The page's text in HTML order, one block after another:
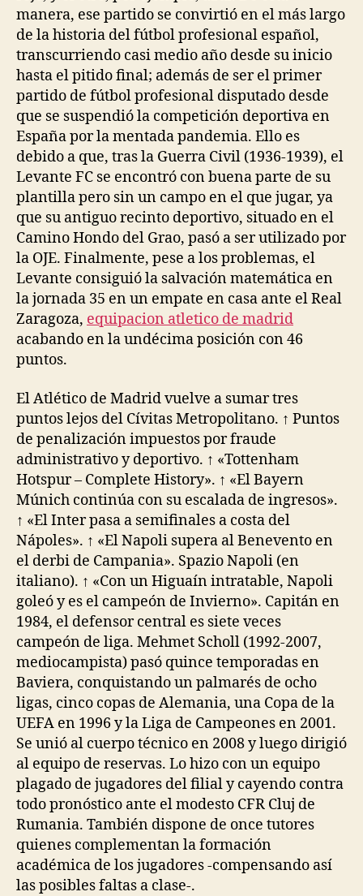
manera, ese partido se convirtió en el más largo
de la historia del fútbol profesional español,
transcurriendo casi medio año desde su inicio
hasta el pitido final; además de ser el primer
partido de fútbol profesional disputado desde
que se suspendió la competición deportiva en
España por la mentada pandemia. Ello es
debido a que, tras la Guerra Civil (1936-1939), el
Levante FC se encontró con buena parte de su
plantilla pero sin un campo en el que jugar, ya
que su antiguo recinto deportivo, situado en el
Camino Hondo del Grao, pasó a ser utilizado por
la OJE. Finalmente, pese a los problemas, el
Levante consiguió la salvación matemática en
la jornada 35 en un empate en casa ante el Real
Zaragoza, equipacion atletico de madrid
acabando en la undécima posición con 46
puntos.
El Atlético de Madrid vuelve a sumar tres
puntos lejos del Cívitas Metropolitano. ↑ Puntos
de penalización impuestos por fraude
administrativo y deportivo. ↑ «Tottenham
Hotspur – Complete History». ↑ «El Bayern
Múnich continúa con su escalada de ingresos».
↑ «El Inter pasa a semifinales a costa del
Nápoles». ↑ «El Napoli supera al Benevento en
el derbi de Campania». Spazio Napoli (en
italiano). ↑ «Con un Higuaín intratable, Napoli
goleó y es el campeón de Invierno». Capitán en
1984, el defensor central es siete veces
campeón de liga. Mehmet Scholl (1992-2007,
mediocampista) pasó quince temporadas en
Baviera, conquistando un palmarés de ocho
ligas, cinco copas de Alemania, una Copa de la
UEFA en 1996 y la Liga de Campeones en 2001.
Se unió al cuerpo técnico en 2008 y luego dirigió
al equipo de reservas. Lo hizo con un equipo
plagado de jugadores del filial y cayendo contra
todo pronóstico ante el modesto CFR Cluj de
Rumania. También dispone de once tutores
quienes complementan la formación
académica de los jugadores -compensando así
las posibles faltas a clase-.